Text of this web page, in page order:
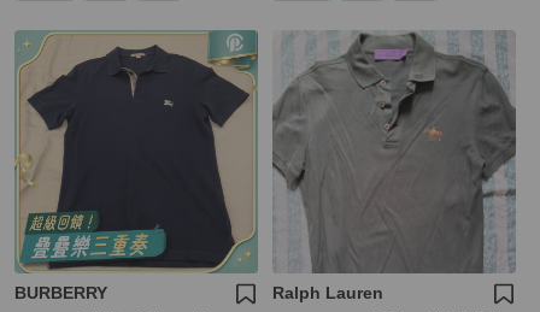
BURBERRY Ralph Lauren